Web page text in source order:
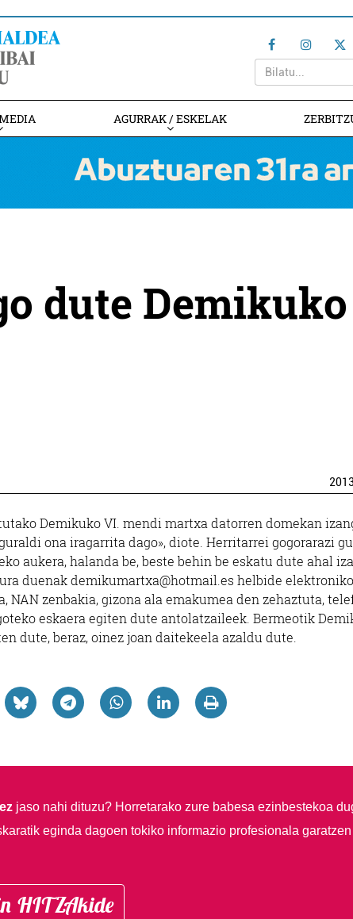
AGURRAK / ESKELAK
dute Demikuko
2013
Demikuko VI. mendi martxa datorren domekan
ona iragarrita dago», diote. Herritarrei gogorarazi
aukera, halanda be, beste behin be eskatu dute ahal
duenak demikumartxa@hotmail.es helbide
zenbakia, gizona ala emakumea den zehaztuta,
eskaera egiten dute antolatzaileek. Bermeotik
dute, beraz, oinez joan daitekeela azaldu dute.
jaso nahi dituzu? Horretarako zure babesa ezinbestekoa
eginda dagoen tokiko informazio profesionala garatzen
HITZAkide